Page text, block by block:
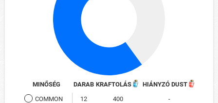
MINŐSÉG DARAB KRAFTOLÁS
HIÁNYZÓ DUST
COMMON
12 400
-